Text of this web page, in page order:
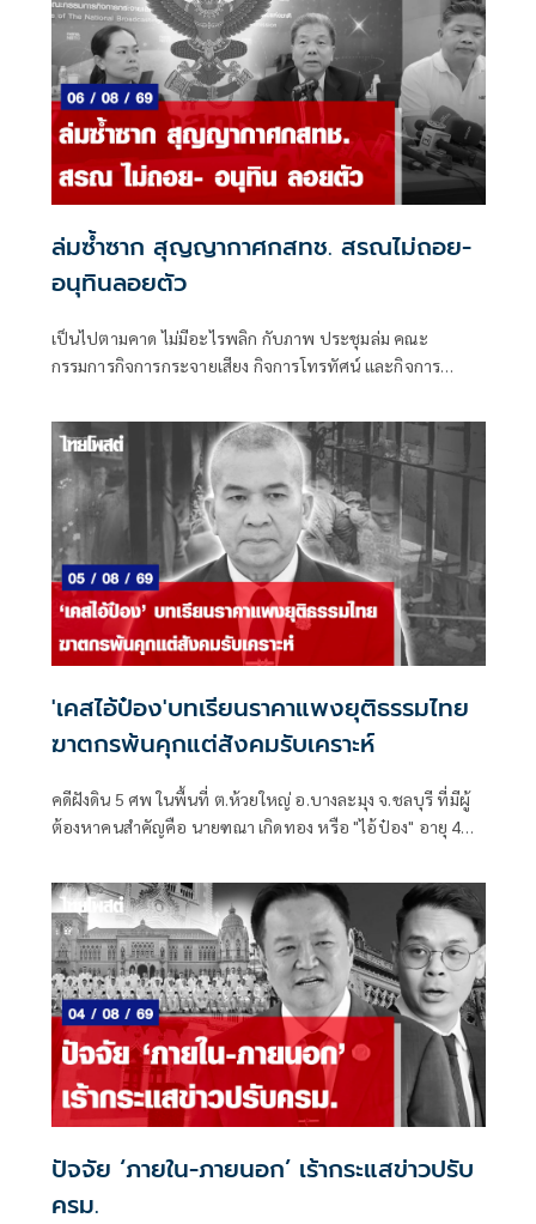
ล่มซ้ำซาก สุญญากาศกสทช. สรณไม่ถอย-
อนุทินลอยตัว
เป็นไปตามคาด ไม่มีอะไรพลิก กับภาพ ประชุมล่ม คณะ
กรรมการกิจการกระจายเสียง กิจการโทรทัศน์ และกิจการ
'เคสไอ้ป๋อง'บทเรียนราคาแพงยุติธรรมไทย
ฆาตกรพ้นคุกแต่สังคมรับเคราะห์
คดีฝังดิน 5 ศพ ในพื้นที่ ต.ห้วยใหญ่ อ.บางละมุง จ.ชลบุรี ที่มีผู้
ต้องหาคนสำคัญคือ นายฑณา เกิดทอง หรือ "ไอ้ป๋อง" อายุ 43
ปัจจัย ‘ภายใน-ภายนอก’ เร้ากระแสข่าวปรับ
ครม.